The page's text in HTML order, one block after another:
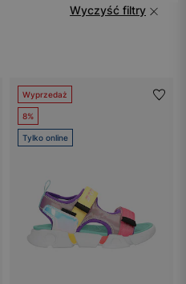
Wyczyść filtry
Wyprzedaż
8%
Tylko online